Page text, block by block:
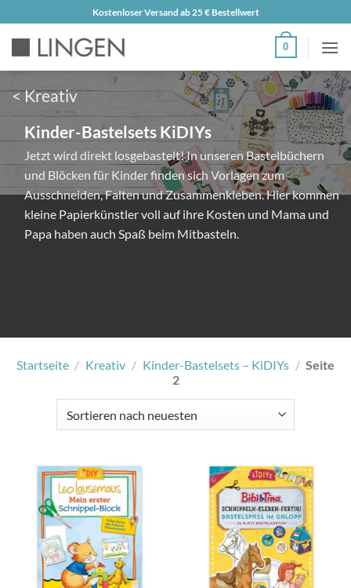
Inhalt
Kostenloser Versand ab 25 € Bestellwert
0
< Kreativ
Kinder-Bastelsets KiDIYs
Jetzt wird direkt losgebastelt! In unseren Bastelbüchern
und Blöcken für Kinder finden sich Vorlagen zum
Ausschneiden, Falten und Zusammenkleben. Hier kommen
kleine Papierkünstler voll auf ihre Kosten und Mama und
Papa haben auch Spaß beim Mitbasteln.
Startseite / Kreativ / Kinder-Bastelsets – KiDIYs / Seite
2